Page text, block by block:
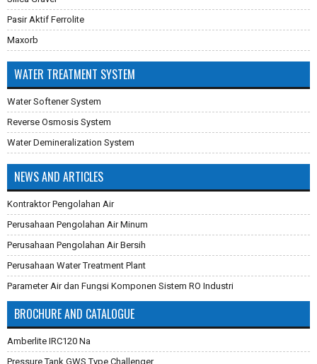
Pasir Aktif Ferrolite
Maxorb
WATER TREATMENT SYSTEM
Water Softener System
Reverse Osmosis System
Water Demineralization System
NEWS AND ARTICLES
Kontraktor Pengolahan Air
Perusahaan Pengolahan Air Minum
Perusahaan Pengolahan Air Bersih
Perusahaan Water Treatment Plant
Parameter Air dan Fungsi Komponen Sistem RO Industri
Cara Mengganti Karet Membran Pressure Tank
Membran Filtrasi
BROCHURE AND CATALOGUE
Amberlite IRC120 Na
Pressure Tank GWS Type Challenger